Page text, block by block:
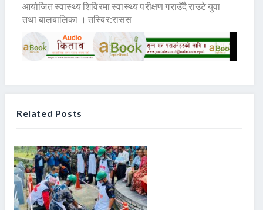
आयोजित स्वास्थ्य शिविरमा स्वास्थ्य परीक्षण गराउँदै राउटे युवा
तथा बालबालिका । तस्बिर:रासस
Related Posts